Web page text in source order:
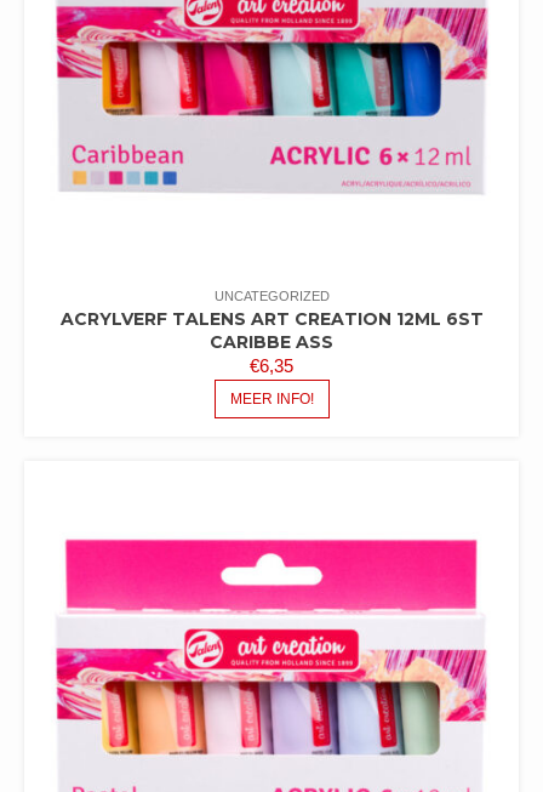
UNCATEGORIZED
ACRYLVERF TALENS ART CREATION 12ML 6ST
CARIBBE ASS
€6,35
MEER INFO!